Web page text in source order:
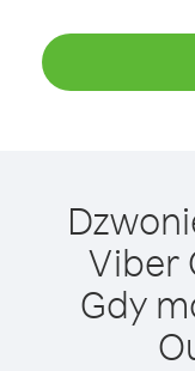
Viber
Gdy